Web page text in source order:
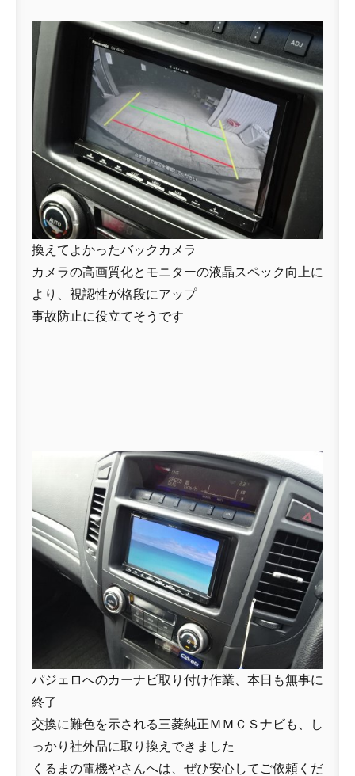
換えてよかったバックカメラ
カメラの高画質化とモニターの液晶スペック向上に
より、視認性が格段にアップ
事故防止に役立てそうです
パジェロへのカーナビ取り付け作業、本日も無事に
終了
交換に難色を示される三菱純正ＭＭＣＳナビも、し
っかり社外品に取り換えできました
くるまの電機やさんへは、ぜひ安心してご依頼くだ